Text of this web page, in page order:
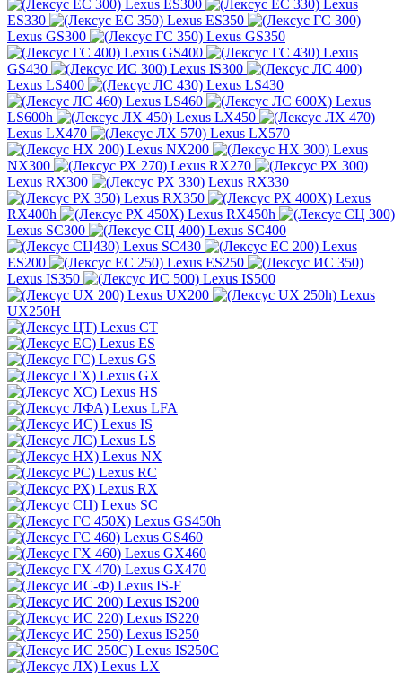
Lexus ES300
Lexus
ES330
Lexus ES350
Lexus GS300
Lexus GS350
Lexus GS400
Lexus
GS430
Lexus IS300
Lexus LS400
Lexus LS430
Lexus LS460
Lexus
LS600h
Lexus LX450
Lexus LX470
Lexus LX570
Lexus NX200
Lexus
NX300
Lexus RX270
Lexus RX300
Lexus RX330
Lexus RX350
Lexus
RX400h
Lexus RX450h
Lexus SC300
Lexus SC400
Lexus SC430
Lexus
ES200
Lexus ES250
Lexus IS350
Lexus IS500
Lexus UX200
Lexus
UX250H
Lexus CT
Lexus ES
Lexus GS
Lexus GX
Lexus HS
Lexus LFA
Lexus IS
Lexus LS
Lexus NX
Lexus RC
Lexus RX
Lexus SC
Lexus GS450h
Lexus GS460
Lexus GX460
Lexus GX470
Lexus IS-F
Lexus IS200
Lexus IS220
Lexus IS250
Lexus IS250C
Lexus LX